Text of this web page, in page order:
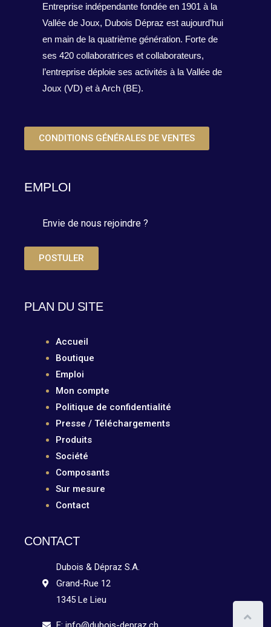
Entreprise indépendante fondée en 1901 à la
Vallée de Joux, Dubois Dépraz est aujourd’hui
en main de la quatrième génération. Forte de
ses 420 collaboratrices et collaborateurs,
l’entreprise déploie ses activités à la Vallée de
Joux (VD) et à Arch (BE).
CONDITIONS GÉNÉRALES DE VENTES
EMPLOI
Envie de nous rejoindre ?
POSTULER
PLAN DU SITE
Accueil
Boutique
Emploi
Mon compte
Politique de confidentialité
Presse / Téléchargements
Produits
Société
Composants
Sur mesure
Contact
CONTACT
Dubois & Dépraz S.A.
Grand-Rue 12
1345 Le Lieu